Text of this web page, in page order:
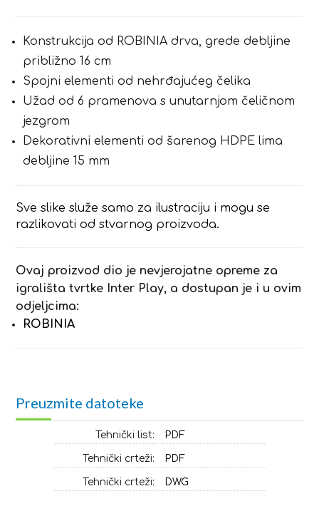
Konstrukcija od ROBINIA drva, grede debljine
približno 16 cm
Spojni elementi od nehrđajućeg čelika
Užad od 6 pramenova s unutarnjom čeličnom
jezgrom
Dekorativni elementi od šarenog HDPE lima
debljine 15 mm
Sve slike služe samo za ilustraciju i mogu se
razlikovati od stvarnog proizvoda.
Ovaj proizvod dio je nevjerojatne opreme za
igrališta tvrtke Inter Play, a dostupan je i u ovim
odjeljcima:
ROBINIA
Preuzmite datoteke
Tehnički list: PDF
Tehnički crteži: PDF
Tehnički crteži: DWG